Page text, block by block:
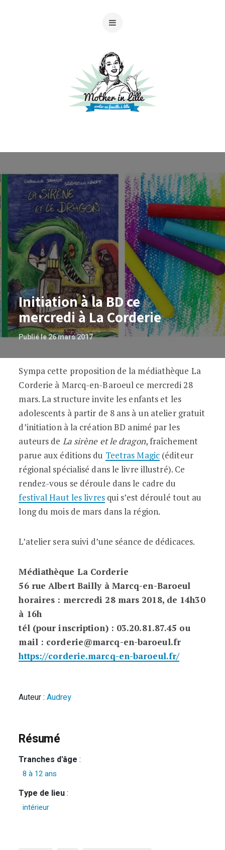
Initiation à la BD ce
mercredi à La Corderie
Publié le 26 mars 2017
Initiation à la BD ce mercredi à La
Sympa cette proposition de la médiathèque La
Corderie à Marcq-en-Baroeul ce mercredi 28
mars. La structure invite les enfants et les
adolescents à partir de 8 ans à un atelier gratuit
d’initiation à la création BD animé par les
auteurs de La sirène et le dragon, fraîchement
parue aux éditions du Teetras Magic(éditeur
régional spécialisé dans le livre illustré). Ce
rendez-vous se déroule dans le cadre du
festival Haut les livresqui s’est déroulé tout au
long du mois de mars dans la région.
L’atelier sera suivi d’une séance de dédicaces.
Médiathèque La Corderie
56 rue Albert Bailly à Marcq-en-Baroeul
horaires : mercredi 28 mars 2018, de 14h30
à 16h
tél (pour inscription) : 03.20.81.87.45 ou
mail : corderie@marcq-en-baroeul.fr
https://corderie.marcq-en-baroeul.fr/
Auteur :Audrey
Résumé
Tranches d'âge :
8 à 12 ans
Type de lieu:
intérieur